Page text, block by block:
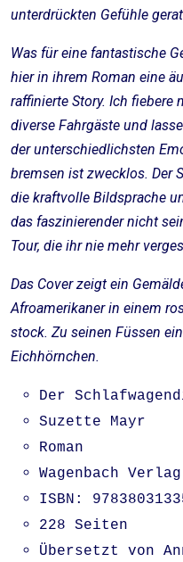
unterdrückten Gefühle
Was für eine fantastische
hier in ihrem Roman eine
raffinierte Story. Ich fiebere
diverse Fahrgäste und
der unterschiedlichsten
bremsen ist zwecklos. Der
die kraftvolle Bildsprache
das faszinierender nicht
Tour, die ihr nie mehr
Das Cover zeigt ein
Afroamerikaner in einem
stock. Zu seinen Füssen
Eichhörnchen.
Der
Suzette Mayr
Roman
Wagenbach Verlag
ISBN:
228 Seiten
Übersetzt von